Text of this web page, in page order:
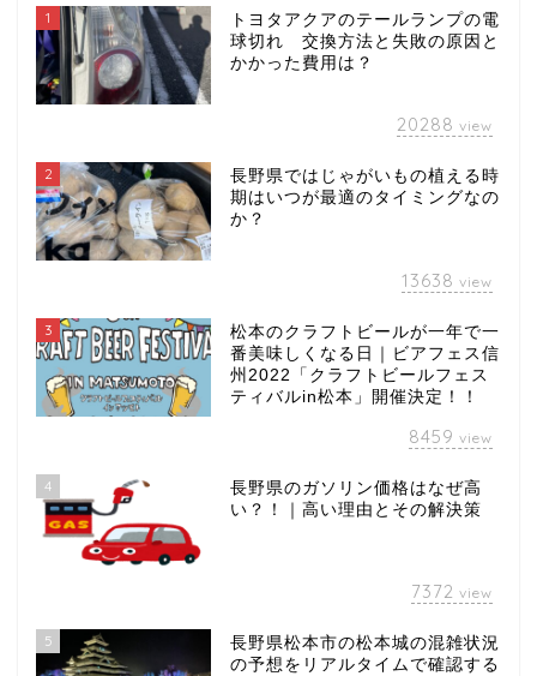
1
トヨタアクアのテールランプの電
球切れ 交換方法と失敗の原因と
かかった費用は？
20288 view
2
長野県ではじゃがいもの植える時
期はいつが最適のタイミングなの
か？
13638 view
3
松本のクラフトビールが一年で一
番美味しくなる日｜ビアフェス信
州2022「クラフトビールフェス
ティバルin松本」開催決定！！
8459 view
4
長野県のガソリン価格はなぜ高
い？！｜高い理由とその解決策
7372 view
5
長野県松本市の松本城の混雑状況
の予想をリアルタイムで確認する